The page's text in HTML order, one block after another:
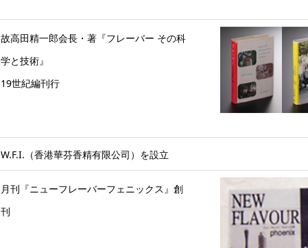
故高田精一郎会長・著『フレーバー その科
学と技術』
19世紀編刊行
W.F.I.（香港華芬香精有限公司）を設立
月刊『ニューフレーバーフェニックス』創
刊